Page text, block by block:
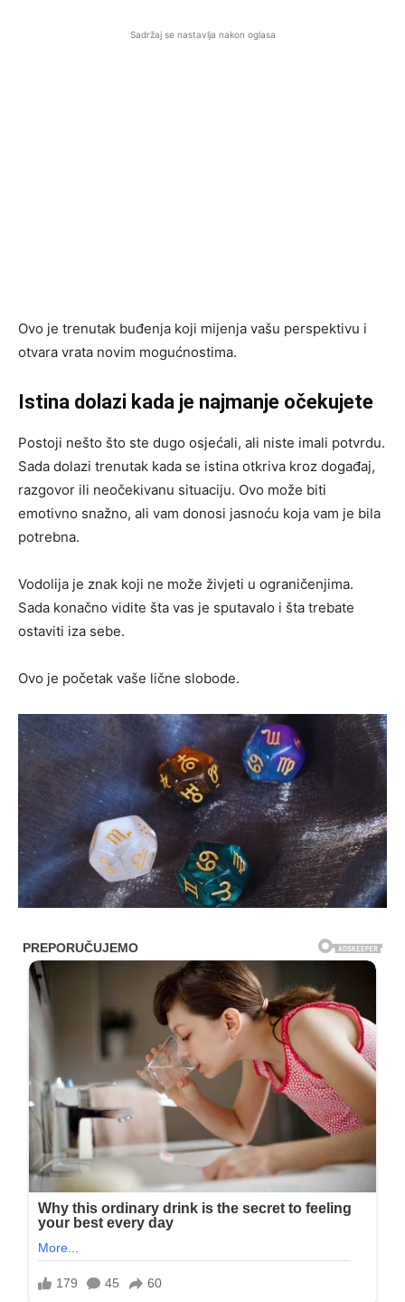
Sadržaj se nastavlja nakon oglasa
Ovo je trenutak buđenja koji mijenja vašu perspektivu i
otvara vrata novim mogućnostima.
Istina dolazi kada je najmanje očekujete
Postoji nešto što ste dugo osjećali, ali niste imali potvrdu.
Sada dolazi trenutak kada se istina otkriva kroz događaj,
razgovor ili neočekivanu situaciju. Ovo može biti
emotivno snažno, ali vam donosi jasnoću koja vam je bila
potrebna.
Vodolija je znak koji ne može živjeti u ograničenjima.
Sada konačno vidite šta vas je sputavalo i šta trebate
ostaviti iza sebe.
Ovo je početak vaše lične slobode.